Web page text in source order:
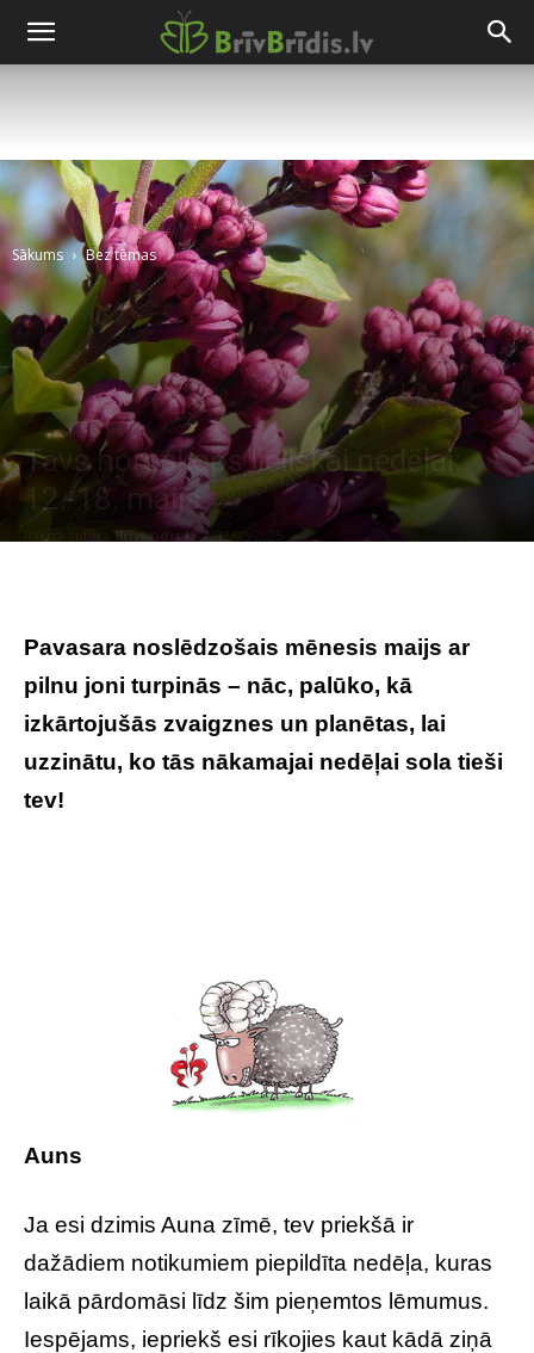
Sākums Bez tēmas
Tavs horoskops lieliskai nedēļai:
12.-18. maijs
Raksta autors Brivbridis.lv - 12/05/2025
Pavasara noslēdzošais mēnesis maijs ar
pilnu joni turpinās – nāc, palūko, kā
izkārtojušās zvaigznes un planētas, lai
uzzinātu, ko tās nākamajai nedēļai sola tieši
tev!
Auns
Ja esi dzimis Auna zīmē, tev priekšā ir
dažādiem notikumiem piepildīta nedēļa, kuras
laikā pārdomāsi līdz šim pieņemtos lēmumus.
Iespējams, iepriekš esi rīkojies kaut kādā ziņā